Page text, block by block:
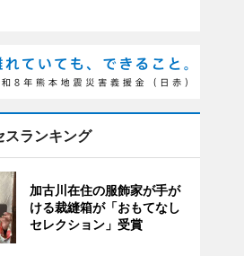
スランキング
加古川在住の服飾家が手が
ける裁縫箱が「おもてなし
セレクション」受賞